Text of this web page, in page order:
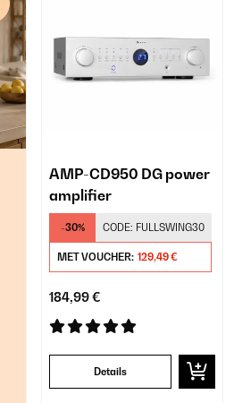
AMP-CD950 DG power
amplifier
-30% CODE: FULLSWING30
MET VOUCHER: 129,49 €
184,99 €
Details